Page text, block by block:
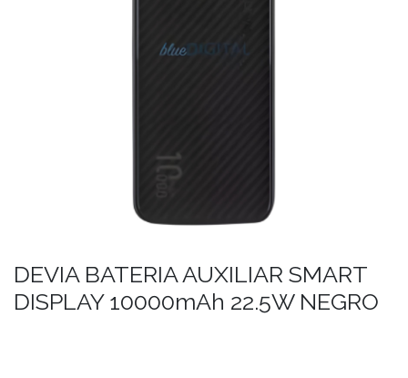
DEVIA BATERIA AUXILIAR SMART
DISPLAY 10000mAh 22.5W NEGRO